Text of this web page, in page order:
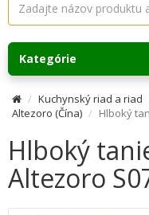
Kategórie
Kuchynský riad a riad
Altezoro (Čína)
Hlboký
Hlboký
Altezoro